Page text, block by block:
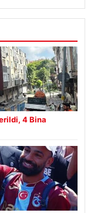
4 Bina